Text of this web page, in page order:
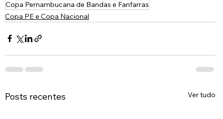
Copa Pernambucana de Bandas e Fanfarras
Copa PE e Copa Nacional
Posts recentes Ver tudo